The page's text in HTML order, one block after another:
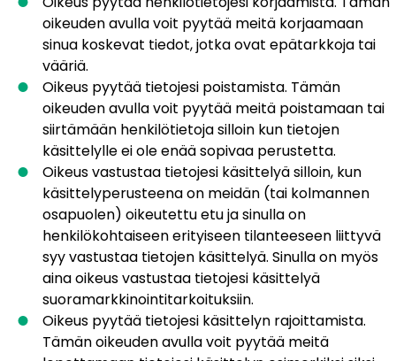
oikeuden avulla voit pyytää meitä korjaamaan
sinua koskevat tiedot, jotka ovat epätarkkoja tai
vääriä.
Oikeus pyytää tietojesi poistamista. Tämän
oikeuden avulla voit pyytää meitä poistamaan tai
siirtämään henkilötietoja silloin kun tietojen
käsittelylle ei ole enää sopivaa perustetta.
Oikeus vastustaa tietojesi käsittelyä silloin, kun
käsittelyperusteena on meidän (tai kolmannen
osapuolen) oikeutettu etu ja sinulla on
henkilökohtaiseen erityiseen tilanteeseen liittyvä
syy vastustaa tietojen käsittelyä. Sinulla on myös
aina oikeus vastustaa tietojesi käsittelyä
suoramarkkinointitarkoituksiin.
Oikeus pyytää tietojesi käsittelyn rajoittamista.
Tämän oikeuden avulla voit pyytää meitä